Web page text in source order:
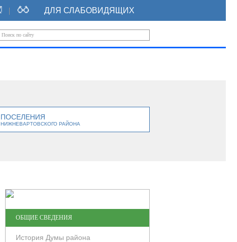
ДЛЯ СЛАБОВИДЯЩИХ
ПОСЕЛЕНИЯ
НИЖНЕВАРТОВСКОГО РАЙОНА
ОБЩИЕ СВЕДЕНИЯ
История Думы района